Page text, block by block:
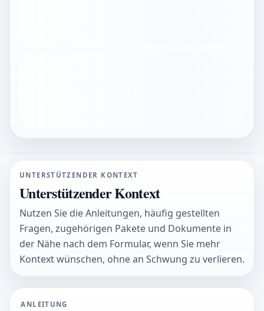
UNTERSTÜTZENDER KONTEXT
Unterstützender Kontext
Nutzen Sie die Anleitungen, häufig gestellten
Fragen, zugehörigen Pakete und Dokumente in
der Nähe nach dem Formular, wenn Sie mehr
Kontext wünschen, ohne an Schwung zu verlieren.
ANLEITUNG